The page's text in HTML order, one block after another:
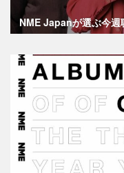
NME Japanが選ぶ今